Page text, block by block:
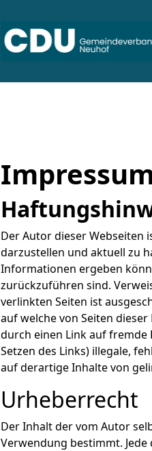
Der Autor dieser Webseiten
darzustellen und aktuell zu
Informationen ergeben
zurückzuführen sind.
verlinkten Seiten ist
auf welche von Seiten
durch einen Link auf fremde
Setzen des Links) illegale,
auf derartige Inhalte von
Urheberrecht
Der Inhalt der vom Autor
Verwendung bestimmt.